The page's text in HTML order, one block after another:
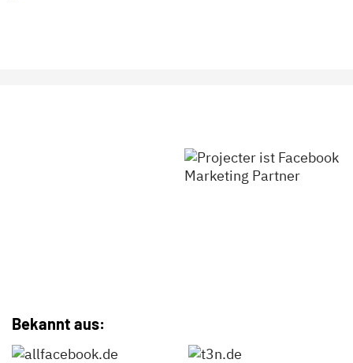
Bekannt aus: